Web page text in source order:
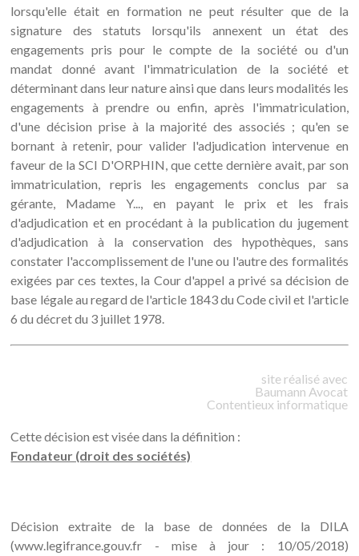
lorsqu'elle était en formation ne peut résulter que de la
signature des statuts lorsqu'ils annexent un état des
engagements pris pour le compte de la société ou d'un
mandat donné avant l'immatriculation de la société et
déterminant dans leur nature ainsi que dans leurs modalités les
engagements à prendre ou enfin, après l'immatriculation,
d'une décision prise à la majorité des associés ; qu'en se
bornant à retenir, pour valider l'adjudication intervenue en
faveur de la SCI D'ORPHIN, que cette dernière avait, par son
immatriculation, repris les engagements conclus par sa
gérante, Madame Y..., en payant le prix et les frais
d'adjudication et en procédant à la publication du jugement
d'adjudication à la conservation des hypothèques, sans
constater l'accomplissement de l'une ou l'autre des formalités
exigées par ces textes, la Cour d'appel a privé sa décision de
base légale au regard de l'article 1843 du Code civil et l'article
6 du décret du 3 juillet 1978.
site réalisé avec
Baumann Avocat
Contentieux informatique
Cette décision est visée dans la définition :
Fondateur (droit des sociétés)
Décision extraite de la base de données de la DILA
(www.legifrance.gouv.fr - mise à jour : 10/05/2018)